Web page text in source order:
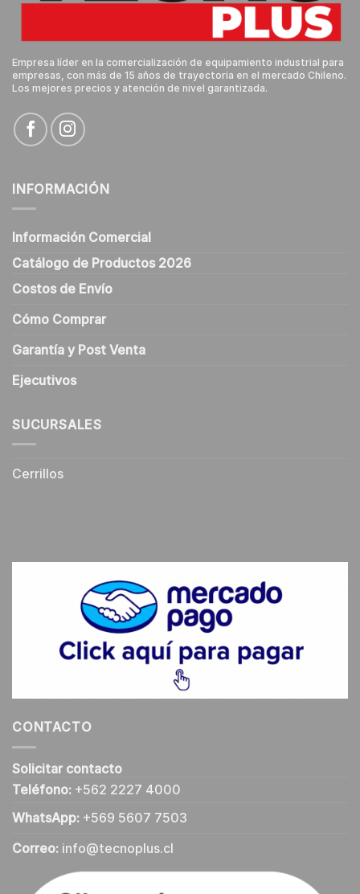
Empresa líder en la comercialización de equipamiento industrial para
empresas, con más de 15 años de trayectoria en el mercado Chileno.
Los mejores precios y atención de nivel garantizada.
INFORMACIÓN
Información Comercial
Catálogo de Productos 2026
Costos de Envío
Cómo Comprar
Garantía y Post Venta
Ejecutivos
SUCURSALES
Cerrillos
CONTACTO
Solicitar contacto
Teléfono: +562 2227 4000
WhatsApp: +569 5607 7503
Correo: info@tecnoplus.cl